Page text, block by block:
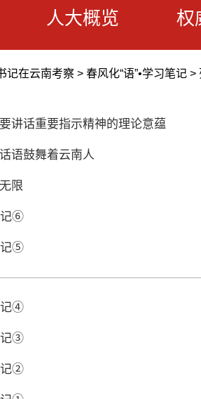
人大概览 权
记在云南考察 > 春风化“语”•学习笔记 >
讲话重要指示精神的理论意蕴
语鼓舞着云南人
限
记⑥
记⑤
记④
记③
记②